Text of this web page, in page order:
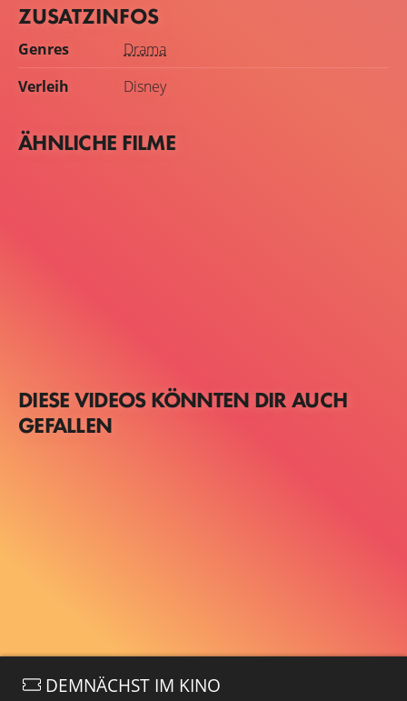
ZUSATZINFOS
Genres
Drama
Verleih
Disney
ÄHNLICHE FILME
DIESE VIDEOS KÖNNTEN DIR AUCH
GEFALLEN
DEMNÄCHST IM KINO